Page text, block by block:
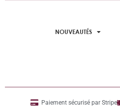
NOUVEAUTÉS
Paiement sécurisé par Stripe